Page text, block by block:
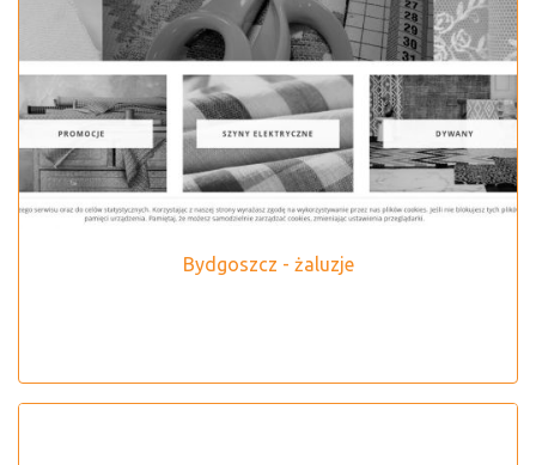
Bydgoszcz - żaluzje